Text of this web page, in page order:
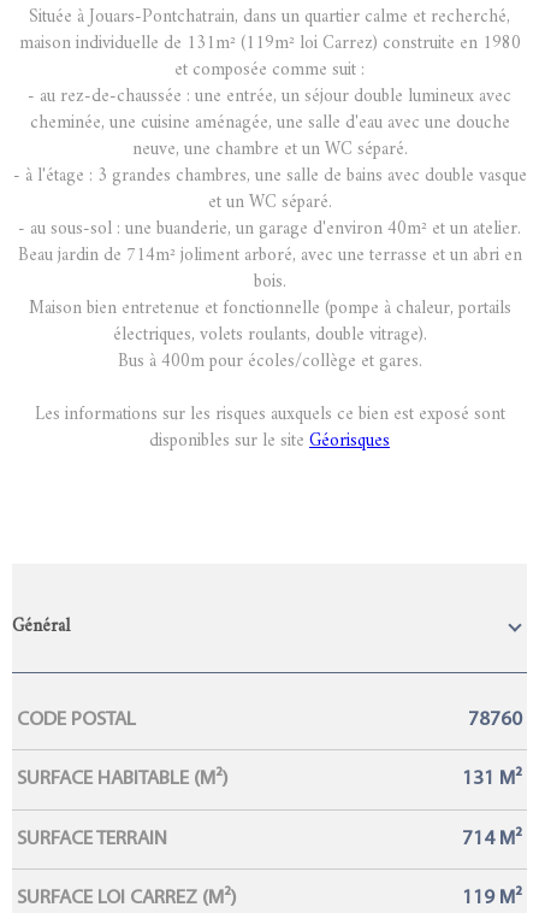
Située à Jouars-Pontchatrain, dans un quartier calme et recherché,
maison individuelle de 131m² (119m² loi Carrez) construite en 1980
et composée comme suit :
- au rez-de-chaussée : une entrée, un séjour double lumineux avec
cheminée, une cuisine aménagée, une salle d'eau avec une douche
neuve, une chambre et un WC séparé.
- à l'étage : 3 grandes chambres, une salle de bains avec double vasque
et un WC séparé.
- au sous-sol : une buanderie, un garage d'environ 40m² et un atelier.
Beau jardin de 714m² joliment arboré, avec une terrasse et un abri en
bois.
Maison bien entretenue et fonctionnelle (pompe à chaleur, portails
électriques, volets roulants, double vitrage).
Bus à 400m pour écoles/collège et gares.
Les informations sur les risques auxquels ce bien est exposé sont
disponibles sur le siteGéorisques
Général
Caractérisque Valeurs
CODE POSTAL 78760
SURFACE HABITABLE (M²) 131 M²
SURFACE TERRAIN 714 M²
SURFACE LOI CARREZ (M²) 119 M²